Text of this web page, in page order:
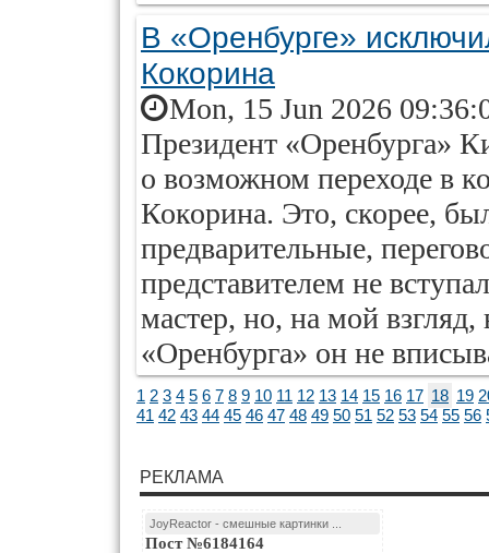
В «Оренбурге»
Кокорина
Mon, 15 Jun 2026
Президент «Оренбурга»
о возможном переходе в
Кокорина. Это, скорее,
предварительные,
представителем не
мастер, но, на мой
«Оренбурга» он не
1 2 3 4 5 6 7 8 9 10 11 12 13 14 15 16 17 18 19
41 42 43 44 45 46 47 48 49 50 51 52 53 54 55 56
РЕКЛАМА
JoyReactor - смешные картинки ...
Пост №6184164